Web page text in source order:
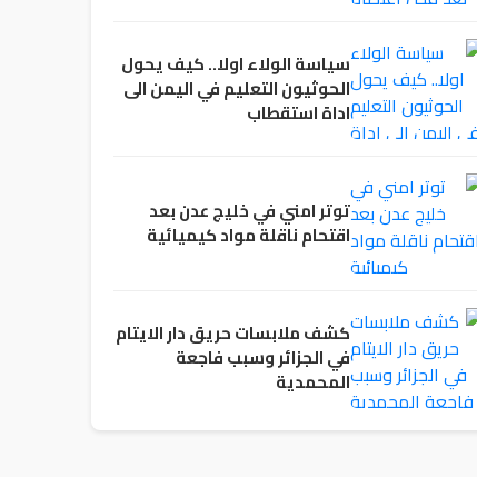
سياسة الولاء اولا.. كيف يحول
الحوثيون التعليم في اليمن الى
اداة استقطاب
توتر امني في خليج عدن بعد
اقتحام ناقلة مواد كيميائية
كشف ملابسات حريق دار الايتام
في الجزائر وسبب فاجعة
المحمدية